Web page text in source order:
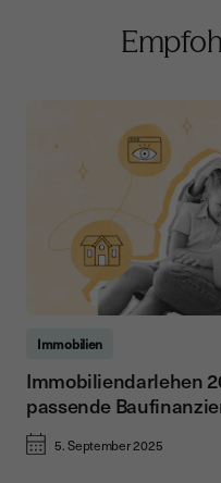
Immobilien
Immobiliendarlehen
passende
5. September 2025